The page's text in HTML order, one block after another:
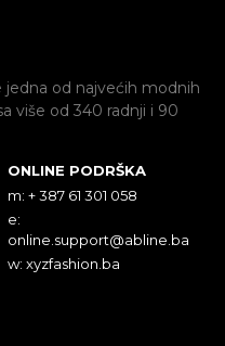
jedna od najvećih modnih
više od 340 radnji i 90
ONLINE PODRŠKA
m: + 387 61 301 058
e:
online.support@abline.ba
w: xyzfashion.ba